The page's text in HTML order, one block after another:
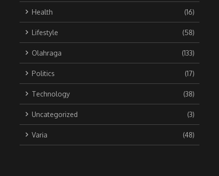
Health (16)
Lifestyle (58)
Olahraga (133)
Politics (17)
Technology (38)
Uncategorized (3)
Varia (48)